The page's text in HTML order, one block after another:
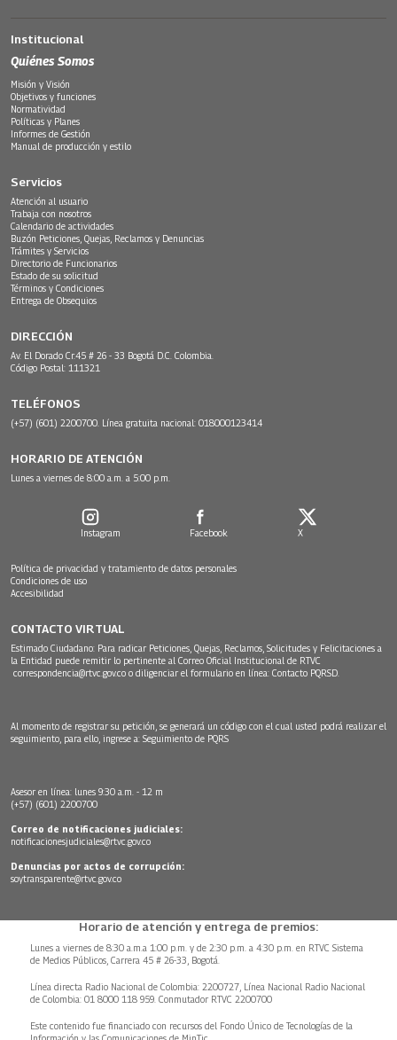
Institucional
Quiénes Somos
Misión y Visión
Objetivos y funciones
Normatividad
Políticas y Planes
Informes de Gestión
Manual de producción y estilo
Servicios
Atención al usuario
Trabaja con nosotros
Calendario de actividades
Buzón Peticiones, Quejas, Reclamos y Denuncias
Trámites y Servicios
Directorio de Funcionarios
Estado de su solicitud
Términos y Condiciones
Entrega de Obsequios
DIRECCIÓN
Av. El Dorado Cr.45 # 26 - 33 Bogotá D.C. Colombia.
Código Postal: 111321
TELÉFONOS
(+57) (601) 2200700. Línea gratuita nacional: 018000123414
HORARIO DE ATENCIÓN
Lunes a viernes de 8:00 a.m. a 5:00 p.m.
Instagram Facebook X
Política de privacidad y tratamiento de datos personales
Condiciones de uso
Accesibilidad
CONTACTO VIRTUAL
Estimado Ciudadano: Para radicar Peticiones, Quejas, Reclamos, Solicitudes y Felicitaciones a
la Entidad puede remitir lo pertinente al Correo Oficial Institucional de RTVC
correspondencia@rtvc.gov.co o diligenciar el formulario en línea: Contacto PQRSD.
Al momento de registrar su petición, se generará un código con el cual usted podrá realizar el
seguimiento, para ello, ingrese a: Seguimiento de PQRS
Asesor en línea: lunes 9:30 a.m. - 12 m
(+57) (601) 2200700
Correo de notificaciones judiciales:
notificacionesjudiciales@rtvc.gov.co
Denuncias por actos de corrupción:
soytransparente@rtvc.gov.co
Horario de atención y entrega de premios:
Lunes a viernes de 8:30 a.m.a 1:00 p.m. y de 2:30 p.m. a 4:30 p.m. en RTVC Sistema
de Medios Públicos, Carrera 45 # 26-33, Bogotá.
Línea directa Radio Nacional de Colombia: 2200727, Línea Nacional Radio Nacional
de Colombia: 01 8000 118 959. Conmutador RTVC 2200700
Este contenido fue financiado con recursos del Fondo Único de Tecnologías de la